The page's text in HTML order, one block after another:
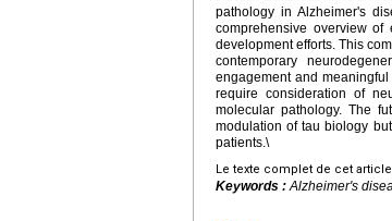
pathology in Alzheimer's
comprehensive overview of
development efforts. This
contemporary
engagement and
require consideration of
molecular pathology. The
modulation of tau biology
patients.\
Le texte complet de cet
Keywords :Alzheimer's